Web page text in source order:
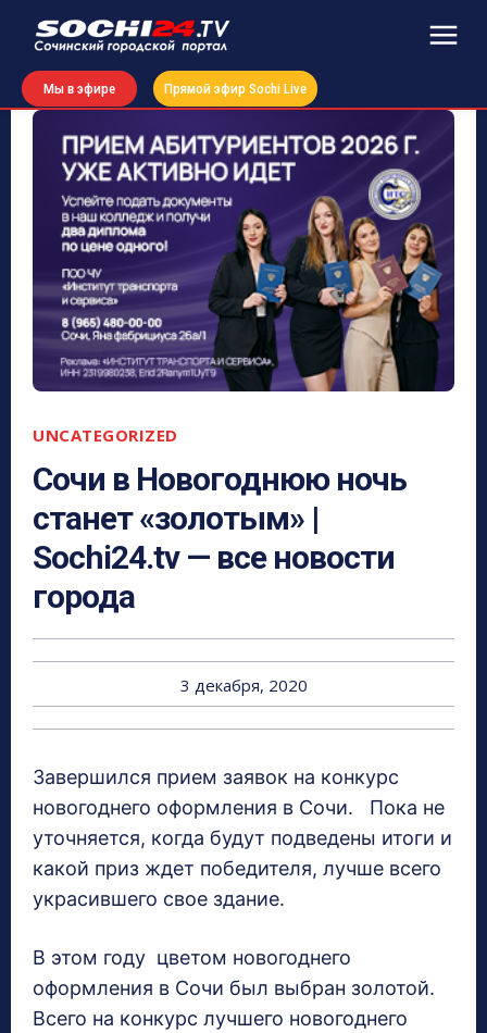
Мы в эфире Прямой эфир Sochi Live
UNCATEGORIZED
Сочи в Новогоднюю ночь
станет «золотым» |
Sochi24.tv — все новости
города
3 декабря, 2020
Завершился прием заявок на конкурс
новогоднего оформления в Сочи. Пока не
уточняется, когда будут подведены итоги и
какой приз ждет победителя, лучше всего
украсившего свое здание.
В этом году цветом новогоднего
оформления в Сочи был выбран золотой.
Всего на конкурс лучшего новогоднего